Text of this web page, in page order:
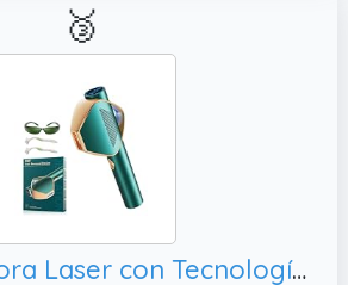
🥉
21J Depiladora Laser con Tecnología IGBT Fast Flash de 0, Oro Verde